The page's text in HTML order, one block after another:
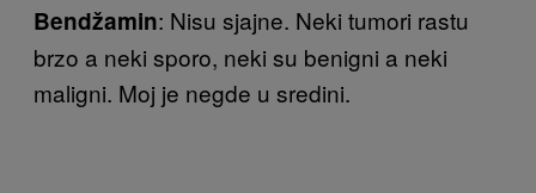
Bendžamin: Nisu sjajne. Neki tumori rastu
brzo a neki sporo, neki su benigni a neki
maligni. Moj je negde u sredini.